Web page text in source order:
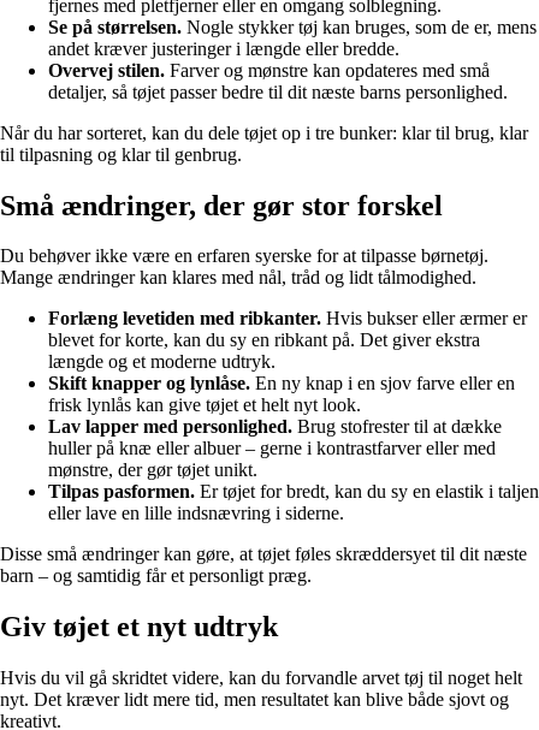
fjernes med pletfjerner eller en omgang solblegning.
Se på størrelsen. Nogle stykker tøj kan bruges, som de er, mens
andet kræver justeringer i længde eller bredde.
Overvej stilen. Farver og mønstre kan opdateres med små
detaljer, så tøjet passer bedre til dit næste barns personlighed.
Når du har sorteret, kan du dele tøjet op i tre bunker: klar til brug, klar
til tilpasning og klar til genbrug.
Små ændringer, der gør stor forskel
Du behøver ikke være en erfaren syerske for at tilpasse børnetøj.
Mange ændringer kan klares med nål, tråd og lidt tålmodighed.
Forlæng levetiden med ribkanter. Hvis bukser eller ærmer er
blevet for korte, kan du sy en ribkant på. Det giver ekstra
længde og et moderne udtryk.
Skift knapper og lynlåse. En ny knap i en sjov farve eller en
frisk lynlås kan give tøjet et helt nyt look.
Lav lapper med personlighed. Brug stofrester til at dække
huller på knæ eller albuer – gerne i kontrastfarver eller med
mønstre, der gør tøjet unikt.
Tilpas pasformen. Er tøjet for bredt, kan du sy en elastik i taljen
eller lave en lille indsnævring i siderne.
Disse små ændringer kan gøre, at tøjet føles skræddersyet til dit næste
barn – og samtidig får et personligt præg.
Giv tøjet et nyt udtryk
Hvis du vil gå skridtet videre, kan du forvandle arvet tøj til noget helt
nyt. Det kræver lidt mere tid, men resultatet kan blive både sjovt og
kreativt.